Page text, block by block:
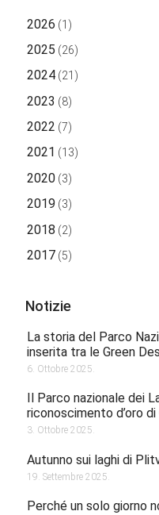
2026 (1)
2025 (26)
2024(21)
2023 (8)
2022 (7)
2021 (13)
2020(3)
2019 (3)
2018 (2)
2017(5)
Notizie
La storia del Parco
inserita tra le Green
6. Ottobre 2025.
Il Parco nazionale dei
riconoscimento d’oro
3. Ottobre 2025.
Autunno sui laghi di
19. Settembre 2025.
Perché un solo giorno